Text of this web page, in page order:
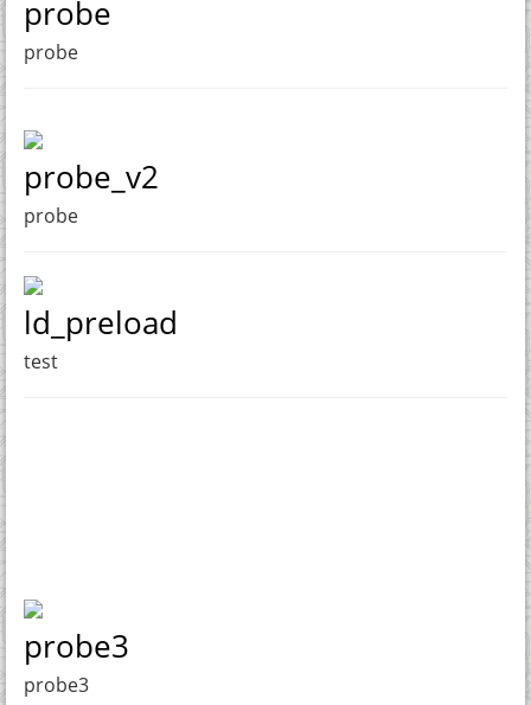
probe
probe
probe_v2
probe
ld_preload
test
probe3
probe3